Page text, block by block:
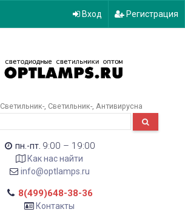
Вход Регистрация
Светильник- Светильник- Антивирусна
пн.-пт. 9:00 – 19:00
Как нас найти
info@optlamps.ru
8(499)648-38-36
Контакты